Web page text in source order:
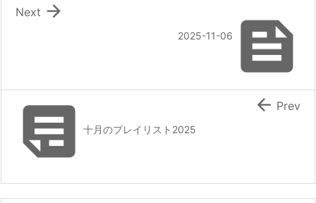

2025-11-06

Next
十月のプレイリスト2025
 Prev